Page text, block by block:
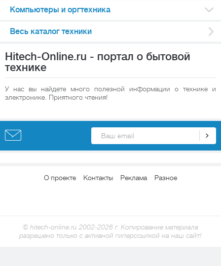
Компьютеры и оргтехника
Весь каталог техники
Hitech-Online.ru - портал о бытовой
технике
У нас вы найдете много полезной информации о технике и
электронике. Приятного чтения!
О проекте Контакты Реклама Разное
© hitech-online.ru 2002-2026 г. Копирование материала
разрешено только с активной гиперссылкой на наш сайт!